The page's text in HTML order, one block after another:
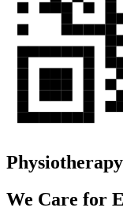
We Care for